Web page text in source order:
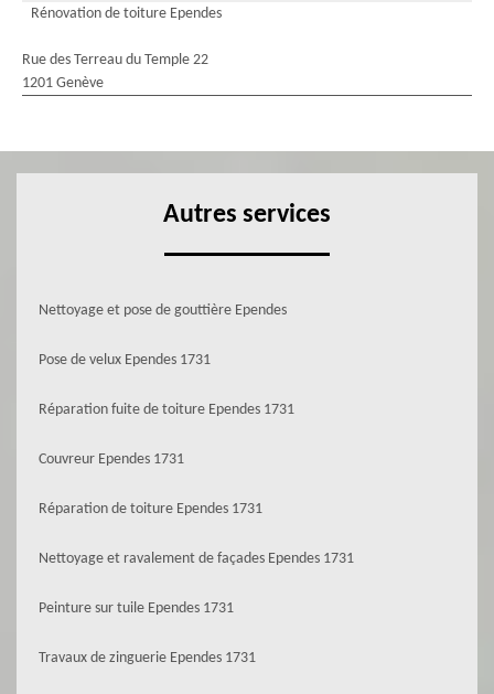
Rénovation de toiture Ependes
Rue des Terreau du Temple 22
1201 Genève
Autres services
Nettoyage et pose de gouttière Ependes
Pose de velux Ependes 1731
Réparation fuite de toiture Ependes 1731
Couvreur Ependes 1731
Réparation de toiture Ependes 1731
Nettoyage et ravalement de façades Ependes 1731
Peinture sur tuile Ependes 1731
Travaux de zinguerie Ependes 1731